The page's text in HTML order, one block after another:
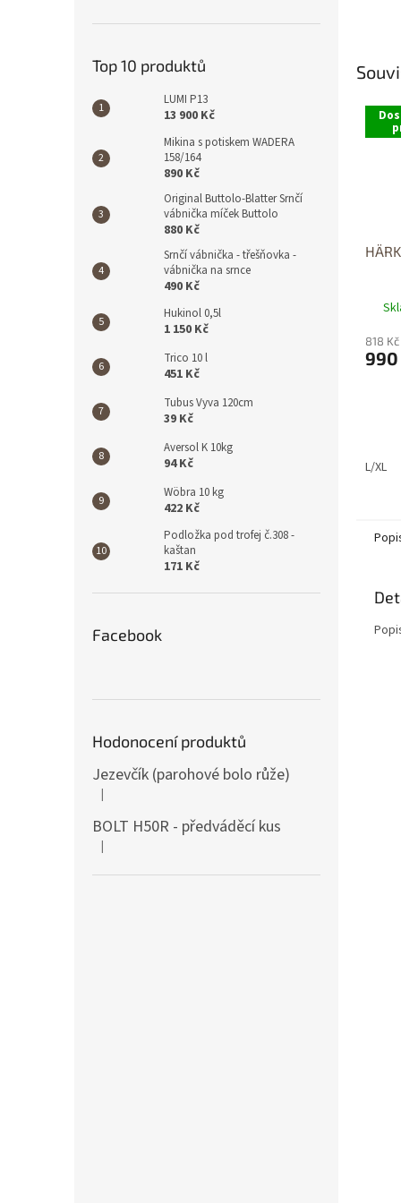
Top 10 produktů
LUMI P13
13 900 Kč
Mikina s potiskem WADERA
158/164
890 Kč
Original Buttolo-Blatter Srnčí
vábnička míček Buttolo
880 Kč
Srnčí vábnička - třešňovka -
vábnička na srnce
490 Kč
Hukinol 0,5l
1 150 Kč
Trico 10 l
451 Kč
Tubus Vyva 120cm
39 Kč
Aversol K 10kg
94 Kč
Wöbra 10 kg
422 Kč
Podložka pod trofej č.308 -
kaštan
171 Kč
Facebook
Hodonocení produktů
Jezevčík (parohové bolo růže)
Hodnocení produktu je 5 z 5 hvězdiček.
|
BOLT H50R - předváděcí kus
Hodnocení produktu je 5 z 5 hvězdiček.
|
818
990
L/XL